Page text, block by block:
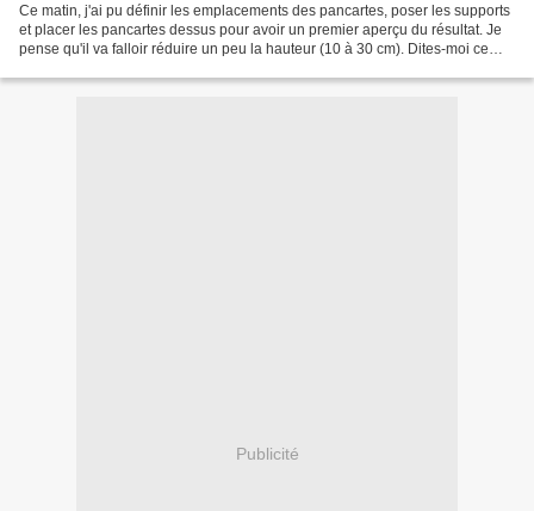
Ce matin, j'ai pu définir les emplacements des pancartes, poser les supports
et placer les pancartes dessus pour avoir un premier aperçu du résultat. Je
pense qu'il va falloir réduire un peu la hauteur (10 à 30 cm). Dites-moi ce
Publicité